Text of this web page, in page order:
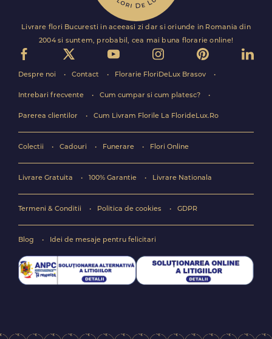
Livrare flori Bucuresti in aceeasi zi dar si oriunde in Romania din
2004 si suntem, probabil, cea mai buna florarie online!
Despre noi Contact Florarie FloriDeLux Brasov
Intrebari frecvente Cum cumpar si cum platesc?
Parerea clientilor Cum Livram Florile La FlorideLux.Ro
Colectii Cadouri Funerare Flori Online
Livrare Gratuita 100% Garantie Livrare Nationala
Termeni & Conditii Politica de cookies GDPR
Blog Idei de mesaje pentru felicitari